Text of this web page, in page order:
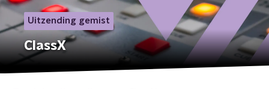
Uitzending gemist
ClassX